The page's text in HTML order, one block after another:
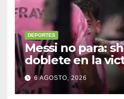
DEPORTES
Messi no para:
doblete en la
Miami
6 AGOSTO, 2026